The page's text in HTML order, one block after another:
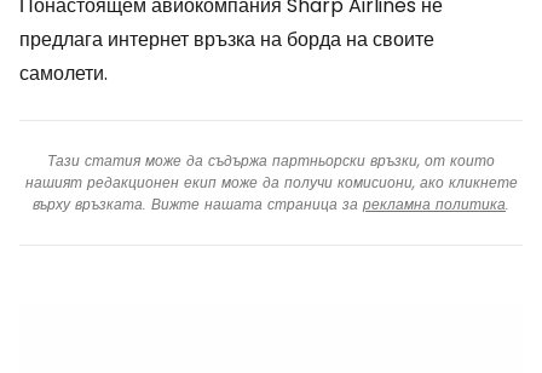
Понастоящем авиокомпания Sharp Airlines не
предлага интернет връзка на борда на своите
самолети.
Тази статия може да съдържа партньорски връзки, от които
нашият редакционен екип може да получи комисиони, ако кликнете
върху връзката. Вижте нашата страница за рекламна политика.